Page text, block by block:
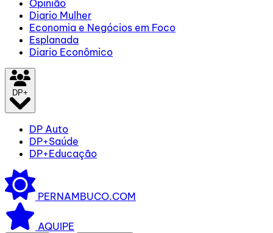
Opinião
Diario Mulher
Economia e Negócios em Foco
Esplanada
Diario Econômico
DP+
DP Auto
DP+Saúde
DP+Educação
PERNAMBUCO.COM
AQUIPE